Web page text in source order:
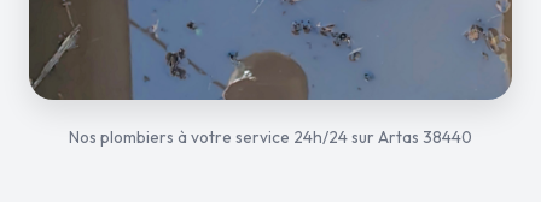
Nos plombiers à votre service 24h/24 sur Artas 38440